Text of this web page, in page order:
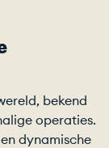
bekend
operaties.
dynamische